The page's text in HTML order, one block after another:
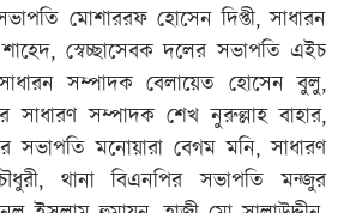
মোশাররফ হোসেন দিপ্তী, সাধারন
স্বেচ্ছাসেবক দলের সভাপতি এইচ
সম্পাদক বেলায়েত হোসেন বুলু,
সাধারণ সম্পাদক শেখ নুরুল্লাহ বাহার,
সভাপতি মনোয়ারা বেগম মনি, সাধারণ
থানা বিএনপির সভাপতি মন্জুর